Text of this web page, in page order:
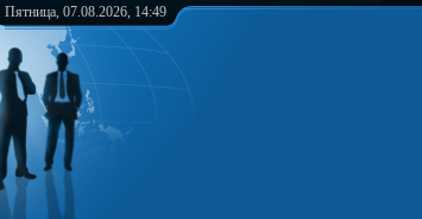
Пятница, 07.08.2026, 14:49